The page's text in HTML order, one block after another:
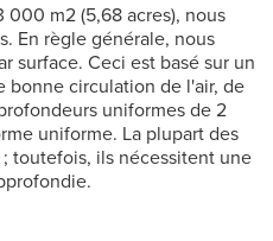
000 m2 (5,68 acres), nous
En règle générale, nous
surface. Ceci est basé sur un
bonne circulation de l'air, de
uniformes de 2
uniforme. La plupart des
toutefois, ils nécessitent une